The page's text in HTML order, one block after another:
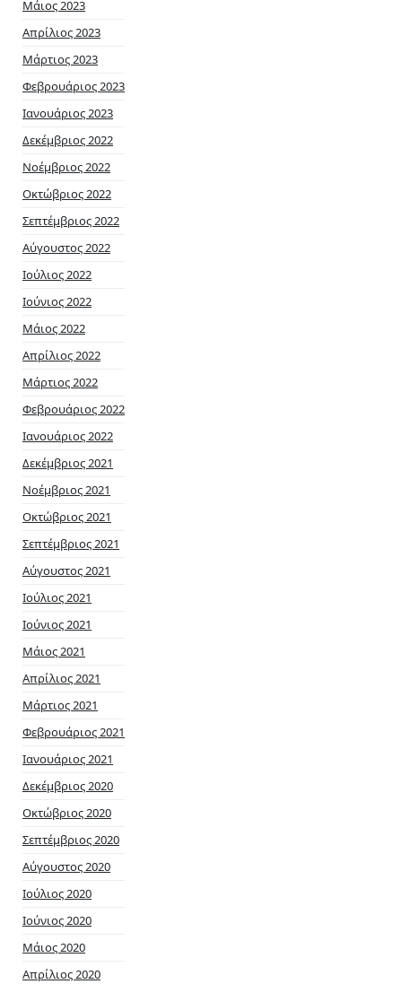
Μάιος 2023
Απρίλιος 2023
Μάρτιος 2023
Φεβρουάριος 2023
Ιανουάριος 2023
Δεκέμβριος 2022
Νοέμβριος 2022
Οκτώβριος 2022
Σεπτέμβριος 2022
Αύγουστος 2022
Ιούλιος 2022
Ιούνιος 2022
Μάιος 2022
Απρίλιος 2022
Μάρτιος 2022
Φεβρουάριος 2022
Ιανουάριος 2022
Δεκέμβριος 2021
Νοέμβριος 2021
Οκτώβριος 2021
Σεπτέμβριος 2021
Αύγουστος 2021
Ιούλιος 2021
Ιούνιος 2021
Μάιος 2021
Απρίλιος 2021
Μάρτιος 2021
Φεβρουάριος 2021
Ιανουάριος 2021
Δεκέμβριος 2020
Οκτώβριος 2020
Σεπτέμβριος 2020
Αύγουστος 2020
Ιούλιος 2020
Ιούνιος 2020
Μάιος 2020
Απρίλιος 2020